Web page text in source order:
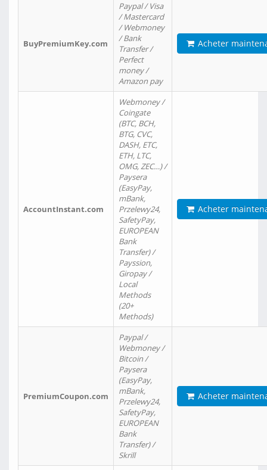
BuyPremiumKey.com
Paypal / Visa
/ Mastercard
/ Webmoney
/ Bank
Transfer /
Perfect
money /
Amazon pay
Acheter
AccountInstant.com
Webmoney /
Coingate
(BTC, BCH,
BTG, CVC,
DASH, ETC,
ETH, LTC,
OMG, ZEC…) /
Paysera
(EasyPay,
mBank,
Przelewy24,
SafetyPay,
EUROPEAN
Bank
Transfer) /
Payssion,
Giropay /
Local
Methods
(20+
Methods)
Acheter
PremiumCoupon.com
Paypal /
Webmoney /
Bitcoin /
Paysera
(EasyPay,
mBank,
Przelewy24,
SafetyPay,
EUROPEAN
Bank
Transfer) /
Skrill
Acheter